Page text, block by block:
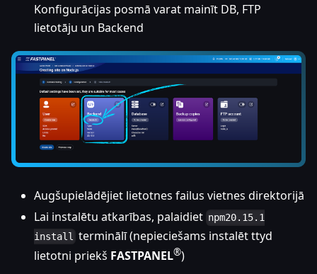
Konfigurācijas posmā varat mainīt DB, FTP
lietotāju un Backend
Augšupielādējiet lietotnes failus vietnes direktorijā
Lai instalētu atkarības, palaidiet npm20.15.1
install
terminālī (nepieciešams instalēt ttyd
lietotni priekš FASTPANEL®)